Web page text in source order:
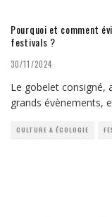
Pourquoi et comment
festivals ?
30/11/2024
Le gobelet consigné,
grands évènements,
CULTURE & ÉCOLOGIE